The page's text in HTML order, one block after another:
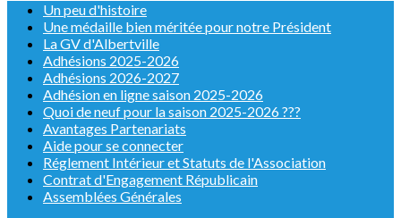
Un peu d'histoire
Une médaille bien méritée pour notre Président
La GV d'Albertville
Adhésions 2025-2026
Adhésions 2026-2027
Adhésion en ligne saison 2025-2026
Quoi de neuf pour la saison 2025-2026 ???
Avantages Partenariats
Aide pour se connecter
Réglement Intérieur et Statuts de l'Association
Contrat d'Engagement Républicain
Assemblées Générales